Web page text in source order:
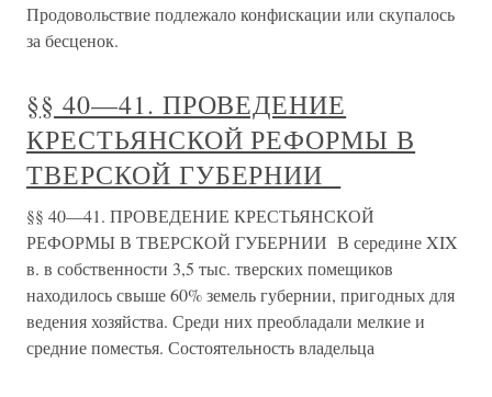
Продовольствие подлежало конфискации или скупалось
за бесценок.
§§ 40—41. ПРОВЕДЕНИЕ
КРЕСТЬЯНСКОЙ РЕФОРМЫ В
ТВЕРСКОЙ ГУБЕРНИИ
§§ 40—41. ПРОВЕДЕНИЕ КРЕСТЬЯНСКОЙ
РЕФОРМЫ В ТВЕРСКОЙ ГУБЕРНИИ В середине XIX
в. в собственности 3,5 тыс. тверских помещиков
находилось свыше 60% земель губернии, пригодных для
ведения хозяйства. Среди них преобладали мелкие и
средние поместья. Состоятельность владельца